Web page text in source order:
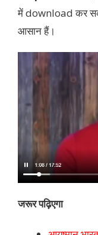
में download कर
आसान हैं।
जरूर पढ़िएगा